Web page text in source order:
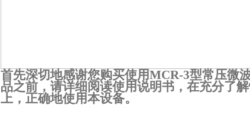
首先深切地感谢您购买使用MCR-3型常压微
品之前，请详细阅读使用说明书，在充分了
上，正确地使用本设备。